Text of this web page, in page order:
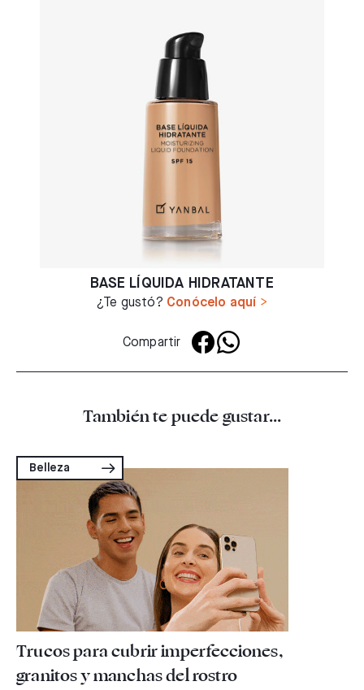
BASE LÍQUIDA HIDRATANTE
¿Te gustó? Conócelo aquí >
Compartir
También te puede gustar...
Belleza
Trucos para cubrir imperfecciones,
granitos y manchas del rostro